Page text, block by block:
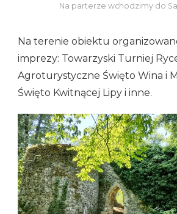
Na parterze wchodzimy do
Na terenie obiektu
imprezy: Towarzyski Turniej
Agroturystyczne Święto Wina i
Święto Kwitnącej Lipy i inne.